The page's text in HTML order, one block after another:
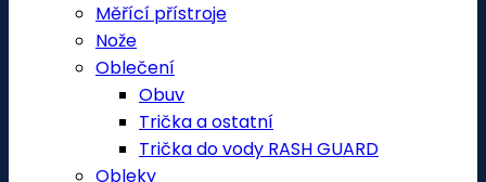
Měřící přístroje
Nože
Oblečení
Obuv
Trička a ostatní
Trička do vody RASH GUARD
Obleky